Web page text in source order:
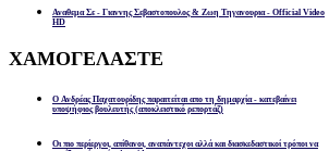
Αναθεμα Σε - Γιαννης Σεβαστοπουλος & Ζωη Τηγανουρια - Official Video
HD
ΧΑΜΟΓΕΛΑΣΤΕ
Ο Ανδρέας Παχατουρίδης παραιτείται απο τη δημαρχία - κατεβαίνει
υποψήφιος βουλευτής (αποκλειστικό ρεπορτάζ)
Οι πιο περίεργοι, απίθανοι, αναπάντεχοι αλλά και διασκεδαστικοί τρόποι να